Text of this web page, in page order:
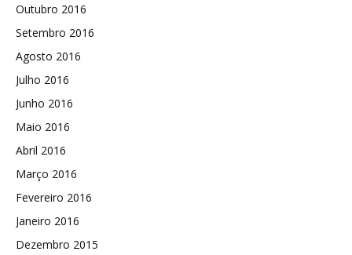
Outubro 2016
Setembro 2016
Agosto 2016
Julho 2016
Junho 2016
Maio 2016
Abril 2016
Março 2016
Fevereiro 2016
Janeiro 2016
Dezembro 2015